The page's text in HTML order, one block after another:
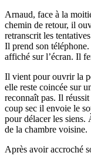
Arnaud, face à la
chemin de retour, il
retranscrit les
Il prend son
affiché sur l’écran. Il
Il vient pour ouvrir la
elle reste coincée sur
reconnaît pas. Il
coup sec il envoie le
pour délacer les siens.
de la chambre voisine.
Après avoir accroché